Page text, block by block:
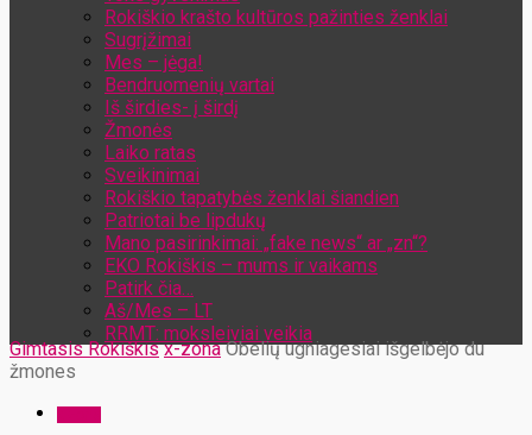
Rokiškio krašto kultūros pažinties ženklai
Sugrįžimai
Mes – jėga!
Bendruomenių vartai
Iš širdies- į širdį
Žmonės
Laiko ratas
Sveikinimai
Rokiškio tapatybės ženklai šiandien
Patriotai be lipdukų
Mano pasirinkimai: „fake news“ ar „zn“?
EKO Rokiškis – mums ir vaikams
Patirk čia…
Aš/Mes – LT
RRMT: moksleiviai veikia
Gimtasis Rokiškis x-zona Obelių ugniagesiai išgelbėjo du
žmones